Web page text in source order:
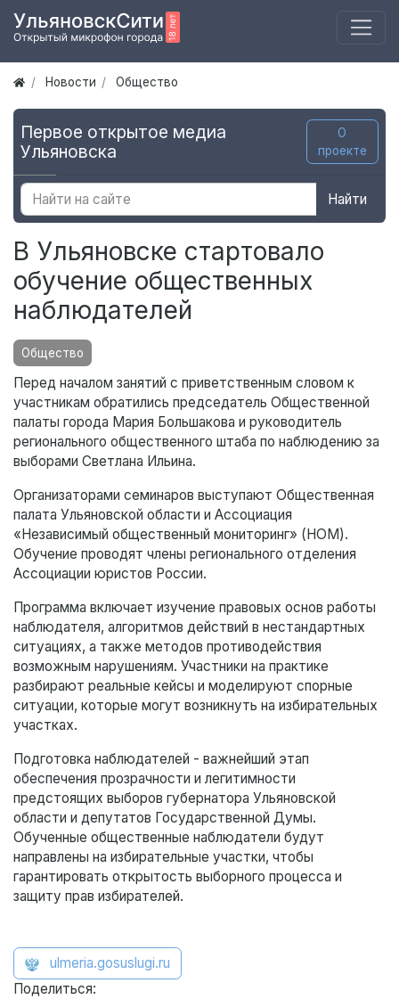
Новости Общество
Первое открытое медиа
Ульяновска
О
проекте
Найти
В Ульяновске стартовало
обучение общественных
наблюдателей
Общество
Перед началом занятий с приветственным словом к
участникам обратились председатель Общественной
палаты города Мария Большакова и руководитель
регионального общественного штаба по наблюдению за
выборами Светлана Ильина.
Организаторами семинаров выступают Общественная
палата Ульяновской области и Ассоциация
«Независимый общественный мониторинг» (НОМ).
Обучение проводят члены регионального отделения
Ассоциации юристов России.
Программа включает изучение правовых основ работы
наблюдателя, алгоритмов действий в нестандартных
ситуациях, а также методов противодействия
возможным нарушениям. Участники на практике
разбирают реальные кейсы и моделируют спорные
ситуации, которые могут возникнуть на избирательных
участках.
Подготовка наблюдателей - важнейший этап
обеспечения прозрачности и легитимности
предстоящих выборов губернатора Ульяновской
области и депутатов Государственной Думы.
Обученные общественные наблюдатели будут
направлены на избирательные участки, чтобы
гарантировать открытость выборного процесса и
защиту прав избирателей.
ulmeria.gosuslugi.ru
Поделиться: